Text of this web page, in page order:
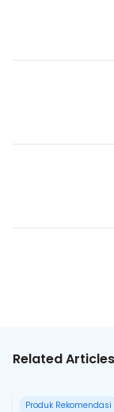
Related Articles
Produk Rekomendasi